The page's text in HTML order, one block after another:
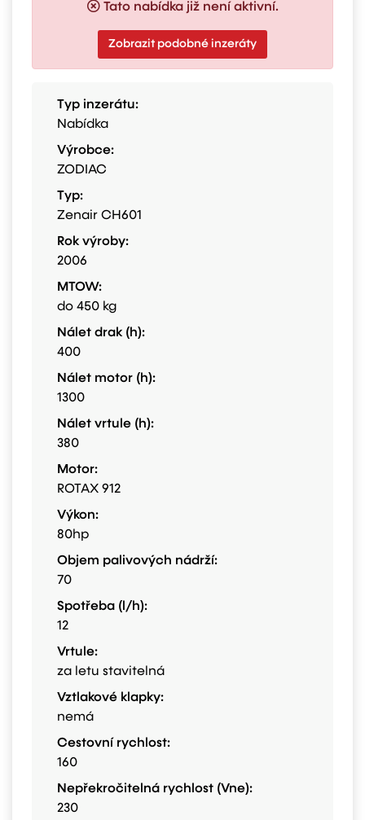
Tato nabídka již není aktivní.
Zobrazit podobné inzeráty
Typ inzerátu:
Nabídka
Výrobce:
ZODIAC
Typ:
Zenair CH601
Rok výroby:
2006
MTOW:
do 450 kg
Nálet drak (h):
400
Nálet motor (h):
1300
Nálet vrtule (h):
380
Motor:
ROTAX 912
Výkon:
80hp
Objem palivových nádrží:
70
Spotřeba (l/h):
12
Vrtule:
za letu stavitelná
Vztlakové klapky:
nemá
Cestovní rychlost:
160
Nepřekročitelná rychlost (Vne):
230